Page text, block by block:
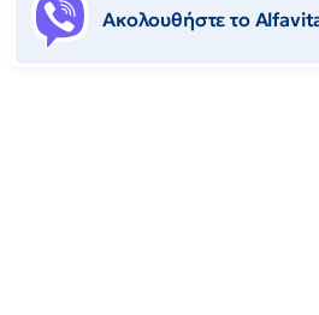
Ακολουθήστε το